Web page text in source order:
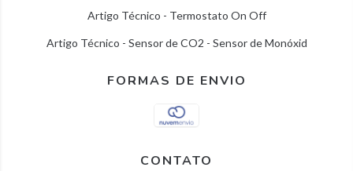
Artigo Técnico - Termostato On Off
Artigo Técnico - Sensor de CO2 - Sensor de Monóxid
FORMAS DE ENVIO
CONTATO